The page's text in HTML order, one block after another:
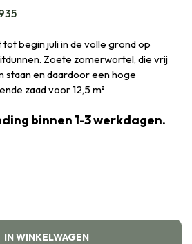
begin juli in de volle grond op
Zoete zomerwortel, die vrij
staan en daardoor een hoge
zaad voor 12,5 m²
binnen 1-3 werkdagen.
IN WINKELWAGEN